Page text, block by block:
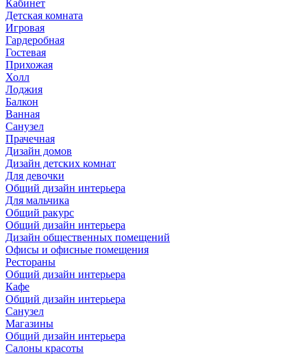
Кабинет
Детская комната
Игровая
Гардеробная
Гостевая
Прихожая
Холл
Лоджия
Балкон
Ванная
Санузел
Прачечная
Дизайн домов
Дизайн детских комнат
Для девочки
Общий дизайн интерьера
Для мальчика
Общий ракурс
Общий дизайн интерьера
Дизайн общественных помещений
Офисы и офисные помещения
Рестораны
Общий дизайн интерьера
Кафе
Общий дизайн интерьера
Санузел
Магазины
Общий дизайн интерьера
Салоны красоты